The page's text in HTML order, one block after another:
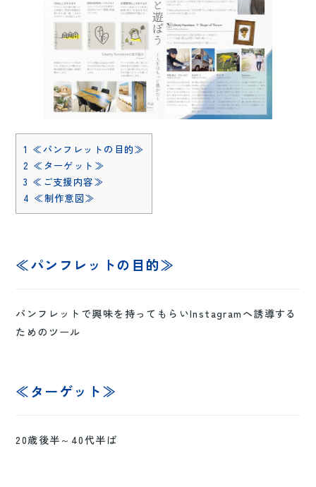
1 ≪パンフレットの目的≫
2 ≪ターゲット≫
3 ≪ご支援内容≫
4 ≪制作意図≫
≪パンフレットの目的≫
パンフレットで興味を持ってもらいInstagramへ誘導する
ためのツール
≪ターゲット≫
20歳後半～40代半ば